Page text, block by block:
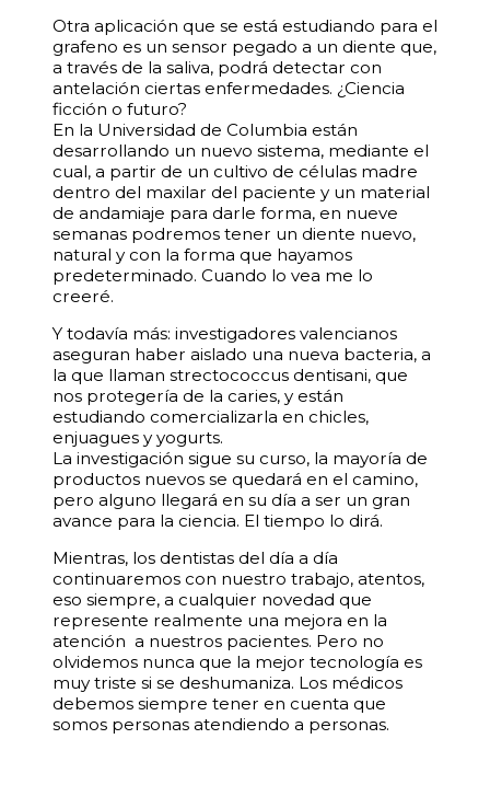
Otra aplicación que se está estudiando para el
grafeno es un sensor pegado a un diente que,
a través de la saliva, podrá detectar con
antelación ciertas enfermedades. ¿Ciencia
ficción o futuro?
En la Universidad de Columbia están
desarrollando un nuevo sistema, mediante el
cual, a partir de un cultivo de células madre
dentro del maxilar del paciente y un material
de andamiaje para darle forma, en nueve
semanas podremos tener un diente nuevo,
natural y con la forma que hayamos
predeterminado. Cuando lo vea me lo
creeré.
Y todavía más: investigadores valencianos
aseguran haber aislado una nueva bacteria, a
la que llaman strectococcus dentisani, que
nos protegería de la caries, y están
estudiando comercializarla en chicles,
enjuagues y yogurts.
La investigación sigue su curso, la mayoría de
productos nuevos se quedará en el camino,
pero alguno llegará en su día a ser un gran
avance para la ciencia. El tiempo lo dirá.
Mientras, los dentistas del día a día
continuaremos con nuestro trabajo, atentos,
eso siempre, a cualquier novedad que
represente realmente una mejora en la
atención a nuestros pacientes. Pero no
olvidemos nunca que la mejor tecnología es
muy triste si se deshumaniza. Los médicos
debemos siempre tener en cuenta que
somos personas atendiendo a personas.